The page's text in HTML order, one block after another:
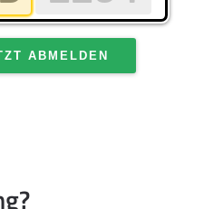
ABMELDEN